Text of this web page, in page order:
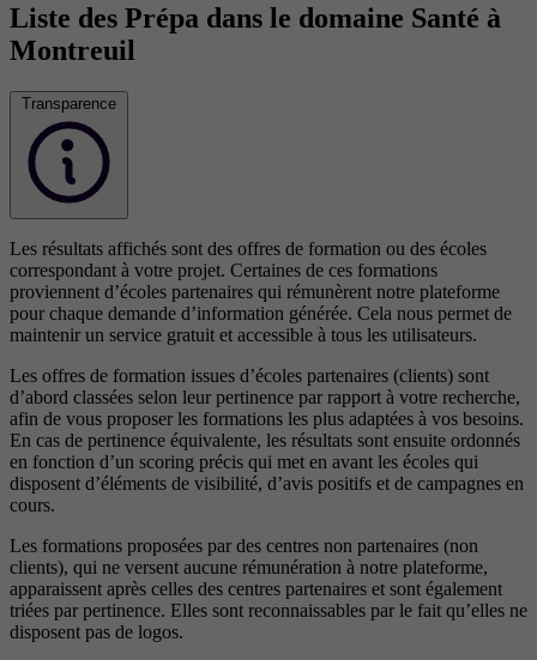
Liste des Prépa dans le domaine Santé à
Montreuil
Transparence
Les résultats affichés sont des offres de formation ou des écoles
correspondant à votre projet. Certaines de ces formations
proviennent d’écoles partenaires qui rémunèrent notre plateforme
pour chaque demande d’information générée. Cela nous permet de
maintenir un service gratuit et accessible à tous les utilisateurs.
Les offres de formation issues d’écoles partenaires (clients) sont
d’abord classées selon leur pertinence par rapport à votre recherche,
afin de vous proposer les formations les plus adaptées à vos besoins.
En cas de pertinence équivalente, les résultats sont ensuite ordonnés
en fonction d’un scoring précis qui met en avant les écoles qui
disposent d’éléments de visibilité, d’avis positifs et de campagnes en
cours.
Les formations proposées par des centres non partenaires (non
clients), qui ne versent aucune rémunération à notre plateforme,
apparaissent après celles des centres partenaires et sont également
triées par pertinence. Elles sont reconnaissables par le fait qu’elles ne
disposent pas de logos.